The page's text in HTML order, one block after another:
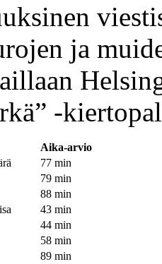
ja
-
Aika-arvio
77 min
79 min
88 min
43 min
44 min
58 min
89 min